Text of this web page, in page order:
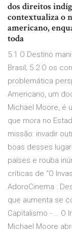
dos direitos
contextualiza o
americano,
toda
5.1 O Destino
Brasil; 5.2 O os
problemática
Americano, um
Michael Moore, é
que mora no
missão: invadir
boas desses
países e rouba
críticas de "O
AdoroCinema :
que aumenta se
Capitalismo - … O
Michael Moore